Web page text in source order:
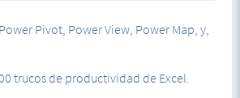
para poder ver, por ejemplo, dos
misma pantalla a través de la pestaña
Pivot, Power View, Power Map, y,
trucos de productividad de Excel.